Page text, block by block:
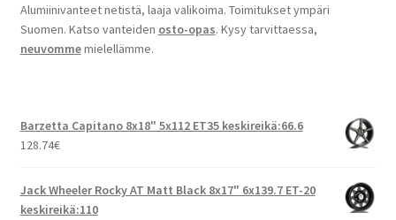
Alumiinivanteet netistä, laaja valikoima. Toimitukset ympäri
Suomen. Katso vanteiden osto-opas. Kysy tarvittaessa,
neuvommemielellämme.
Barzetta Capitano 8x18" 5x112 ET35 keskireikä:66.6
128.74€
Jack Wheeler Rocky AT Matt Black 8x17" 6x139.7 ET-20
keskireikä:110